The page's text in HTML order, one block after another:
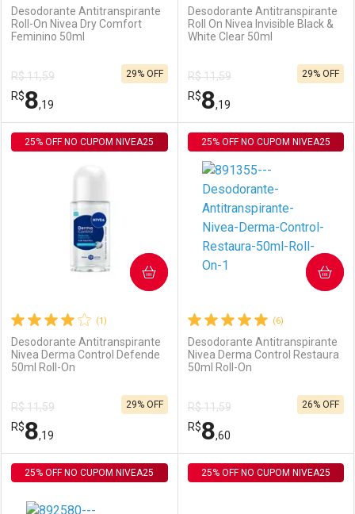
Comprar sem Desconto
Por R$ 29,30/cada
Comprar sem Desconto
Por R$ 29,30/cada
Comprar sem Desconto
Por R$ 99,99/cada
Comprar sem Desconto
Por R$ 99,99/cada
Desodorante Antitranspirante
Roll-On Nivea Dry Comfort
Feminino 50ml
R$ 11,59
R$8,19
29% OFF
FECHAR
Comprar sem Desconto
Por R$ 8,19/cada
FECHAR
Comprar sem Desconto
Por R$ 8,19/cada
Desodorante Antitranspirante
Roll On Nivea Invisible Black &
White Clear 50ml
R$ 11,59
R$8,19
29% OFF
Laboratório
Comprar sem Desconto
Por R$ 8,19/cada
Por Menos
Comprar sem Desconto
Por R$ 8,19/cada
(1)
Desodorante Antitranspirante
Nivea Derma Control Defende
50ml Roll-On
25% OFF NO CUPOM NIVEA25
R$ 11,59
R$8,19
29% OFF
COMPRAR
FECHAR
FECHAR
(6)
Desodorante Antitranspirante
Nivea Derma Control Restaura
50ml Roll-On
25% OFF NO CUPOM NIVEA25
R$ 11,59
R$8,60
26% OFF
COMPRAR
25% OFF NO CUPOM NIVEA25 25% OFF NO CUPOM NIVEA25